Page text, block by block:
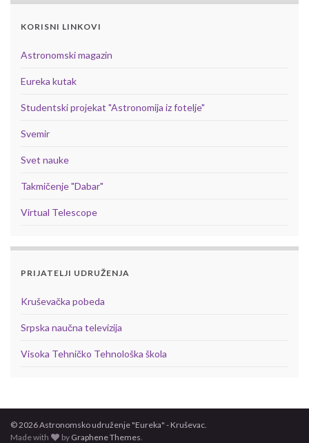
KORISNI LINKOVI
Astronomski magazin
Eureka kutak
Studentski projekat "Astronomija iz fotelje"
Svemir
Svet nauke
Takmičenje "Dabar"
Virtual Telescope
PRIJATELJI UDRUŽENJA
Kruševačka pobeda
Srpska naučna televizija
Visoka Tehničko Tehnološka škola
© 2026 Astronomsko udruženje "Eureka" - Kruševac.
Made with
by Graphene Themes.